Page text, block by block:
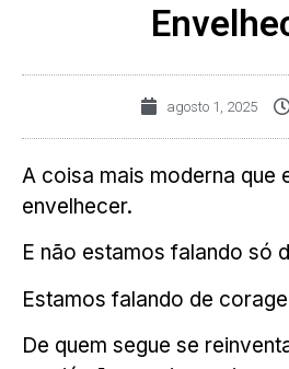
agosto 1, 2025
A coisa mais moderna que
envelhecer.
E não estamos falando só
Estamos falando de
De quem segue se